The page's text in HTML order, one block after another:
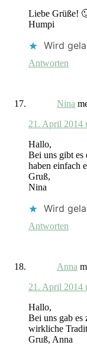
Liebe Grüße!
Humpi
Wird
Antworten
Nina
21. April 2014
Hallo,
Bei uns gibt
haben einfach
Gruß,
Nina
Wird
Antworten
Anna
21. April 2014
Hallo,
Bei uns gab es
wirkliche
Gruß, Anna